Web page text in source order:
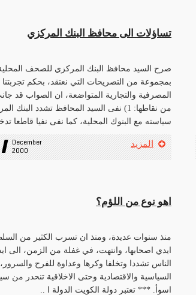
تساؤلات الى محافظ البنك المركزي
صرح السيد محافظ البنك المركزي للصحف
بمجموعة من التصريحات التي نعتقد، بحكم تجربتنا
المصرفية والتجارية المتواضعة، ان الصواب قد
من نقاطها: 1) نفى السيد المحافظ تشدد البنك
سياسته مع البنوك المحلية، كما نفى نفيا قاطعا
December
2000
المزيد
اهو نوع من اللؤم؟
منذ سنوات عديدة، ومنذ ان تسرب الكثير من
ايدي اصحابها، وانتهت، في غفلة من الزمن، الى
الناس تشددا وتخلفا وكرها وعداوة للفرح
السياسية والاقتصادية وحتى الاخلاقية تنحدر من
اسوأ. *** تعتبر دولة الكويت الدولة ا ..